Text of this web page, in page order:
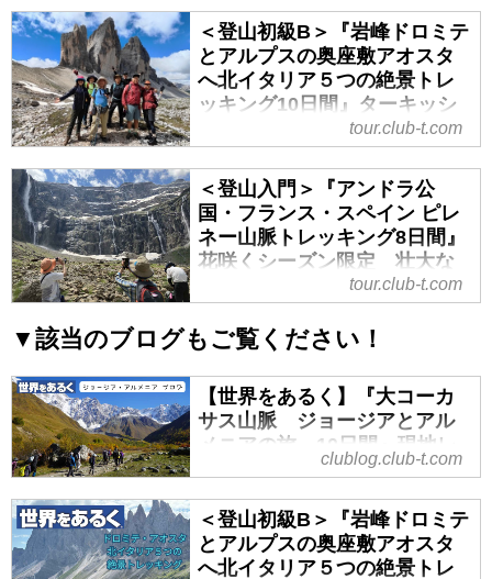
でご案内／各都市２連泊でゆとり
の行程の紹介をしています。ツア
ー・旅行のお申込ならクラブツー
リズム。
＜ハイク中級＞『大コーカサス山
脈 ジョージアとアルメニアの旅
１１日間』ターキッシュ エアライ
ンズ利用の紹介をしています。ツ
アー・旅行のお申込ならクラブツ
ーリズム。
＜登山初級B＞『岩峰ドロミテ
とアルプスの奥座敷アオスタ
へ北イタリア５つの絶景トレ
ッキング10日間』ターキッシ
ュエアラインズ利用＆山岳リ
ゾート滞在｜クラブツーリズ
＜登山初級B＞『岩峰ドロミテと
アルプスの奥座敷アオスタへ北イ
タリア５つの絶景トレッキング10
日間』ターキッシュエアラインズ
しています。ツアー・旅行のお申
tour.club-t.com
＜登山入門＞『アンドラ公
国・フランス・スペイン ピレ
ネー山脈トレッキング8日間』
花咲くシーズン限定 壮大な
自然と美しい都市に宿泊｜ク
ラブツーリズム
＜登山入門＞『アンドラ公国・フ
レッキング8日間』花咲くシーズン
限定 壮大な自然と美しい都市に
宿泊の紹介をしています。ツア
ー・旅行のお申込ならクラブツー
リズム。
tour.club-t.com
▼該当のブログもご覧ください！
【世界をあるく】『大コーカ
サス山脈 ジョージアとアル
メニアの旅 10日間』現地レ
ポート - クラブログ ～スタッ
ム
海外ハイキング・トレッキング・
clublog.club-t.com
＜登山初級B＞『岩峰ドロミテ
とアルプスの奥座敷アオスタ
へ北イタリア５つの絶景トレ